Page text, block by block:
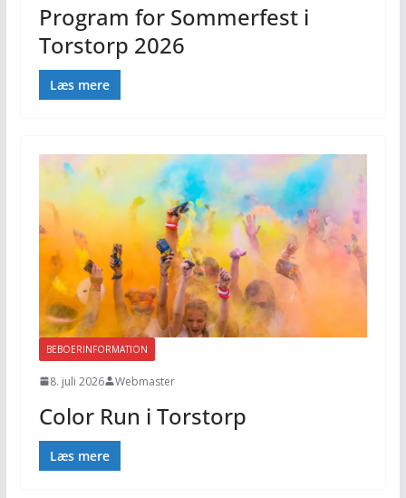
Program for Sommerfest i
Torstorp 2026
Læs mere
BEBOERINFORMATION
8. juli 2026 Webmaster
Color Run i Torstorp
Læs mere